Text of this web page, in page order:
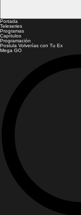
Portada
Teleseries
Programas
Capítulos
Programación
Postula Volverías con Tu Ex
Mega GO